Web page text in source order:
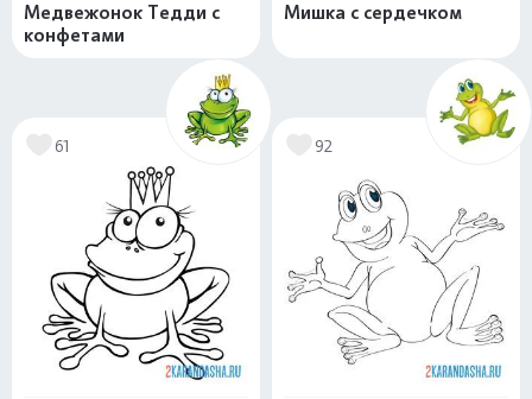
Медвежонок Тедди с
конфетами
Мишка с сердечком
61 92